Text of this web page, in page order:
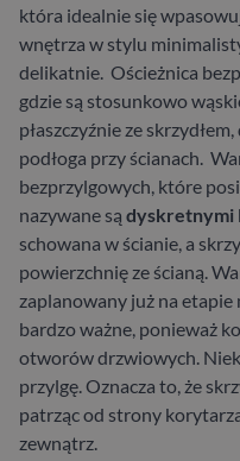
która idealnie się
wnętrza w stylu
delikatnie. Ościeżnica
gdzie są stosunkowo
płaszczyźnie ze
podłoga przy ścianach.
bezprzylgowych, które
nazywane są dyskretnymi
schowana w ścianie, a
powierzchnię ze ścianą.
zaplanowany już na
bardzo ważne, ponieważ
otworów drzwiowych.
przylgę. Oznacza to, że
patrząc od strony
zewnątrz.